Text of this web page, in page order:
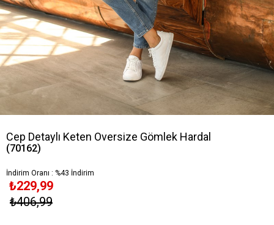
Cep Detaylı Keten Oversize Gömlek Hardal
(70162)
İndirim Oranı : %43 İndirim
₺406,99
₺229,99